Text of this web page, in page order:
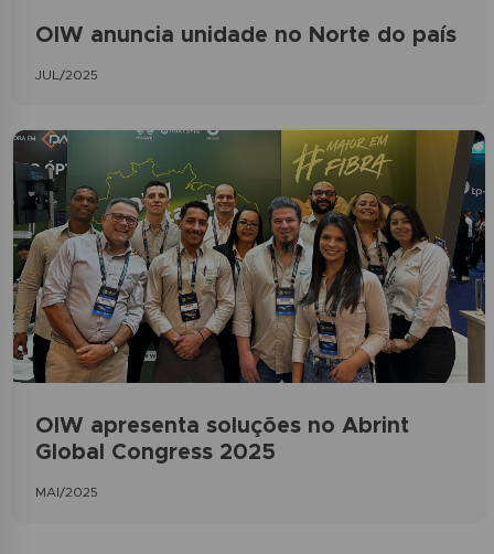
OIW anuncia unidade no Norte do país
JUL/2025
OIW apresenta soluções no Abrint
Global Congress 2025
MAI/2025